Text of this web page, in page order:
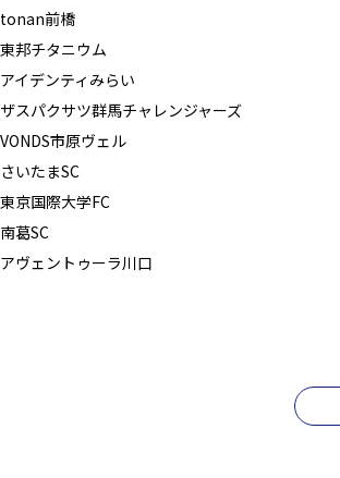
tonan前橋
東邦チタニウム
アイデンティみらい
ザスパクサツ群馬チャレンジャーズ
VONDS市原ヴェル
さいたまSC
東京国際大学FC
南葛SC
アヴェントゥーラ川口